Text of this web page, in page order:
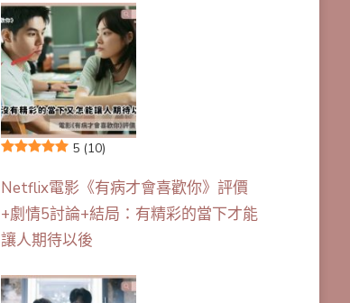
5 (10)
Netflix電影《有病才會喜歡你》評價
+劇情5討論+結局：有精彩的當下才能
讓人期待以後